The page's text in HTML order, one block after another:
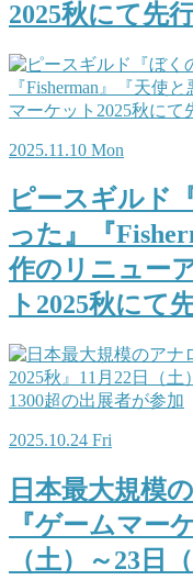
2025秋にて先
2025.11.10 Mon
ピースギルド
った』『
作のリニュー
ト2025秋にて
2025.10.24 Fri
日本最大規模
『ゲームマー
（土）～23日